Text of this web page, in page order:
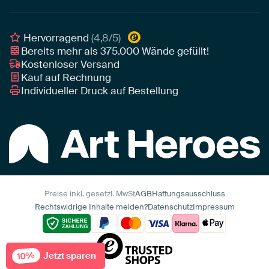
Art Heroes App
Hervorragend(4,8/5)
Bereits mehr als375.000Wände gefüllt!
Kostenloser Versand
Kauf auf Rechnung
Individueller Druck auf Bestellung
Preise inkl. gesetzl. MwStAGBHaftungsausschluss
Rechtswidrige Inhalte melden?DatenschutzImpressum
10% Jetzt sparen